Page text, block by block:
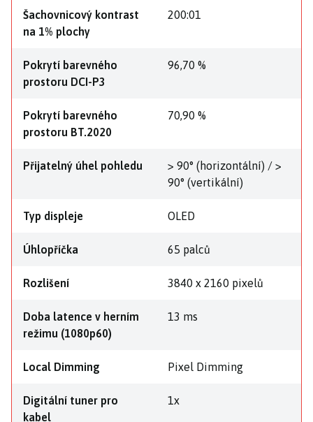
Šachovnicový kontrast
na 1% plochy
200:01
Pokrytí barevného
prostoru DCI-P3
96,70 %
Pokrytí barevného
prostoru BT.2020
70,90 %
Přijatelný úhel pohledu
> 90° (horizontální) / >
90° (vertikální)
Typ displeje OLED
Úhlopříčka 65 palců
Rozlišení 3840 x 2160 pixelů
Doba latence v herním
režimu (1080p60)
13 ms
Local Dimming Pixel Dimming
Digitální tuner pro
kabel
1x